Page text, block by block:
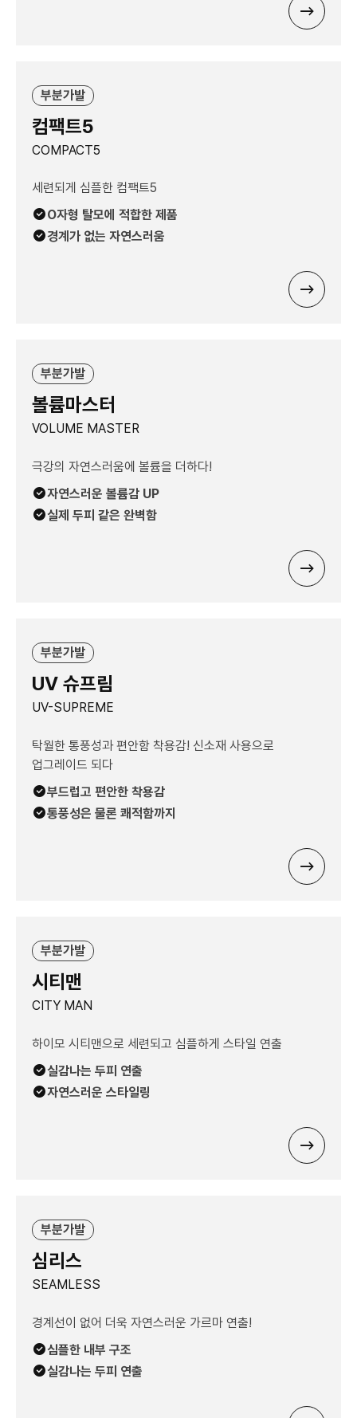
부분가발
컴팩트5
COMPACT5
세련되게 심플한 컴팩트5
O자형 탈모에 적합한 제품
경계가 없는 자연스러움
부분가발
볼륨마스터
VOLUME MASTER
극강의 자연스러움에 볼륨을 더하다!
자연스러운 볼륨감 UP
실제 두피 같은 완벽함
부분가발
UV 슈프림
UV-SUPREME
탁월한 통풍성과 편안함 착용감! 신소재 사용으로
업그레이드 되다
부드럽고 편안한 착용감
통풍성은 물론 쾌적함까지
부분가발
시티맨
CITY MAN
하이모 시티맨으로 세련되고 심플하게 스타일 연출
실감나는 두피 연출
자연스러운 스타일링
부분가발
심리스
SEAMLESS
경계선이 없어 더욱 자연스러운 가르마 연출!
심플한 내부 구조
실감나는 두피 연출